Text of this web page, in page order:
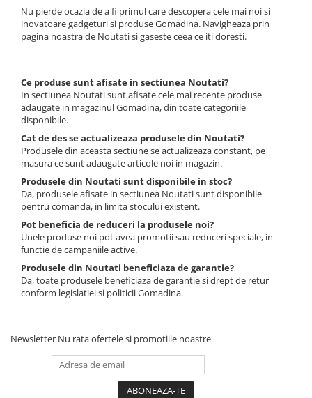
Nu pierde ocazia de a fi primul care descopera cele mai noi si
inovatoare gadgeturi si produse Gomadina. Navigheaza prin
pagina noastra de Noutati si gaseste ceea ce iti doresti.
Ce produse sunt afisate in sectiunea Noutati?
In sectiunea Noutati sunt afisate cele mai recente produse
adaugate in magazinul Gomadina, din toate categoriile
disponibile.
Cat de des se actualizeaza produsele din Noutati?
Produsele din aceasta sectiune se actualizeaza constant, pe
masura ce sunt adaugate articole noi in magazin.
Produsele din Noutati sunt disponibile in stoc?
Da, produsele afisate in sectiunea Noutati sunt disponibile
pentru comanda, in limita stocului existent.
Pot beneficia de reduceri la produsele noi?
Unele produse noi pot avea promotii sau reduceri speciale, in
functie de campaniile active.
Produsele din Noutati beneficiaza de garantie?
Da, toate produsele beneficiaza de garantie si drept de retur
conform legislatiei si politicii Gomadina.
Newsletter Nu rata ofertele si promotiile noastre